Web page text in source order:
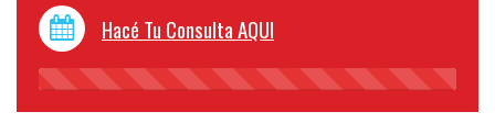
Hacé Tu Consulta AQUI
45%